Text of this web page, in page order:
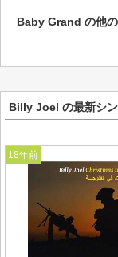
Baby Grand の他
Billy Joel の最新シ
18年前